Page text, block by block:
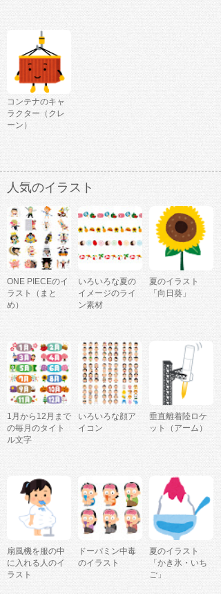
コンテナのキャ
ラクター（クレ
ーン）
人気のイラスト
ONE PIECEのイ
ラスト（まと
め）
いろいろな夏の
イメージのライ
ン素材
夏のイラスト
「向日葵」
1月から12月まで
の毎月のタイト
ル文字
いろいろな顔ア
イコン
垂直離着陸ロケ
ット（アーム）
扇風機を服の中
に入れる人のイ
ラスト
ドーパミン中毒
のイラスト
夏のイラスト
「かき氷・いち
ご」